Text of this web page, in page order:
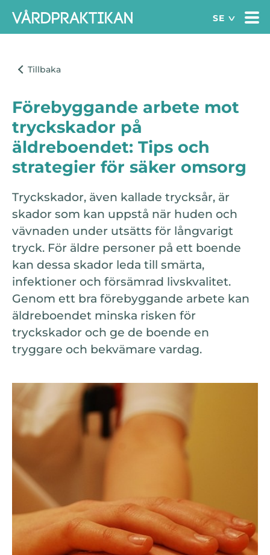
Förebyggande arbete mot
tryckskador på
äldreboendet: Tips och
strategier för säker omsorg
Tryckskador, även kallade trycksår, är
skador som kan uppstå när huden och
vävnaden under utsätts för långvarigt
tryck. För äldre personer på ett boende
kan dessa skador leda till smärta,
infektioner och försämrad livskvalitet.
Genom ett bra förebyggande arbete kan
äldreboendet minska risken för
tryckskador och ge de boende en
tryggare och bekvämare vardag.